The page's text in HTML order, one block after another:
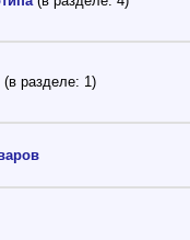
(в разделе: 1)